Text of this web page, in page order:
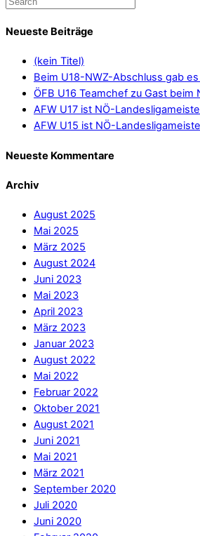
Neueste Beiträge
(kein Titel)
Beim U18-NWZ-Abschluss gab
ÖFB U16 Teamchef zu Gast beim
AFW U17 ist NÖ-
AFW U15 ist NÖ-
Neueste Kommentare
Archiv
August 2025
Mai 2025
März 2025
August 2024
Juni 2023
Mai 2023
April 2023
März 2023
Januar 2023
August 2022
Mai 2022
Februar 2022
Oktober 2021
August 2021
Juni 2021
Mai 2021
März 2021
September 2020
Juli 2020
Juni 2020